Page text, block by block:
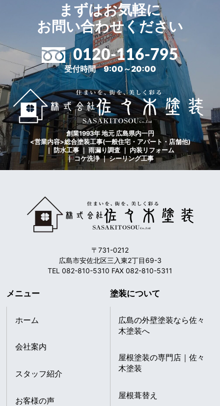
まずはお気軽に
お問い合わせください
0120-116-795
受付時間 9:00～20:00
創業1993年 地元 広島県内一円
<営業内容>総合塗装工事(一般住宅・アパート・店舗他)
｜ 防水工事 ｜ 雨漏り調査 ｜ 内装リフォーム
｜ コケ洗浄 ｜ シーリング工事
〒731-0212
広島市安佐北区三入東2丁目69-3
TEL 082-810-5310 FAX 082-810-5311
メニュー
ホーム
会社案内
スタッフ紹介
お客様の声
塗装について
広島の外壁塗装なら佐々
木塗装へ
屋根塗装の専門店｜佐々
木塗装
屋根葺替え